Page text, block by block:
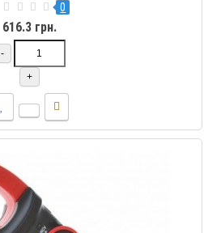
0
616.3 грн.
-
+